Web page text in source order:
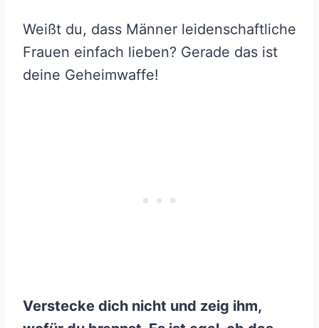
Weißt du, dass Männer leidenschaftliche
Frauen einfach lieben? Gerade das ist
deine Geheimwaffe!
Verstecke dich nicht und zeig ihm,